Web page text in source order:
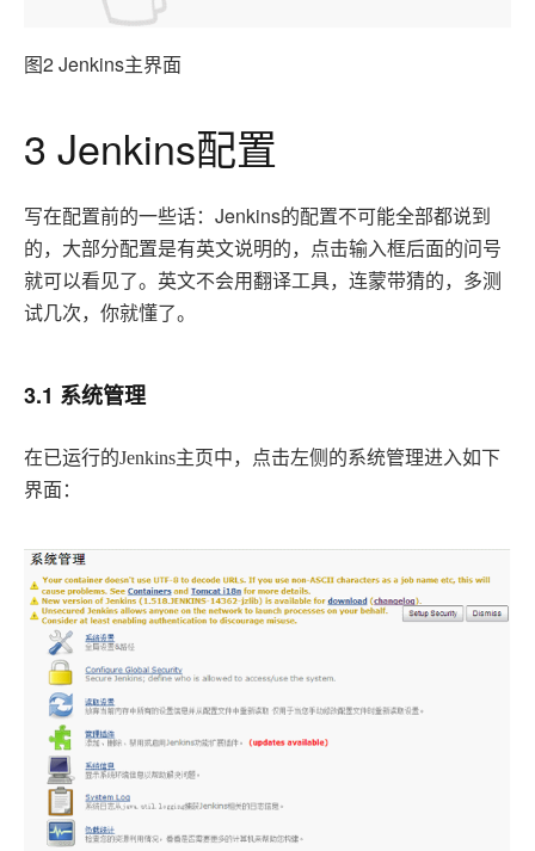
图2 Jenkins主界面
3 Jenkins配置
写在配置前的一些话：Jenkins的配置不可能全部都说到
的，大部分配置是有英文说明的，点击输入框后面的问号
就可以看见了。英文不会用翻译工具，连蒙带猜的，多测
试几次，你就懂了。
3.1 系统管理
在已运行的Jenkins主页中，点击左侧的系统管理进入如下
界面：